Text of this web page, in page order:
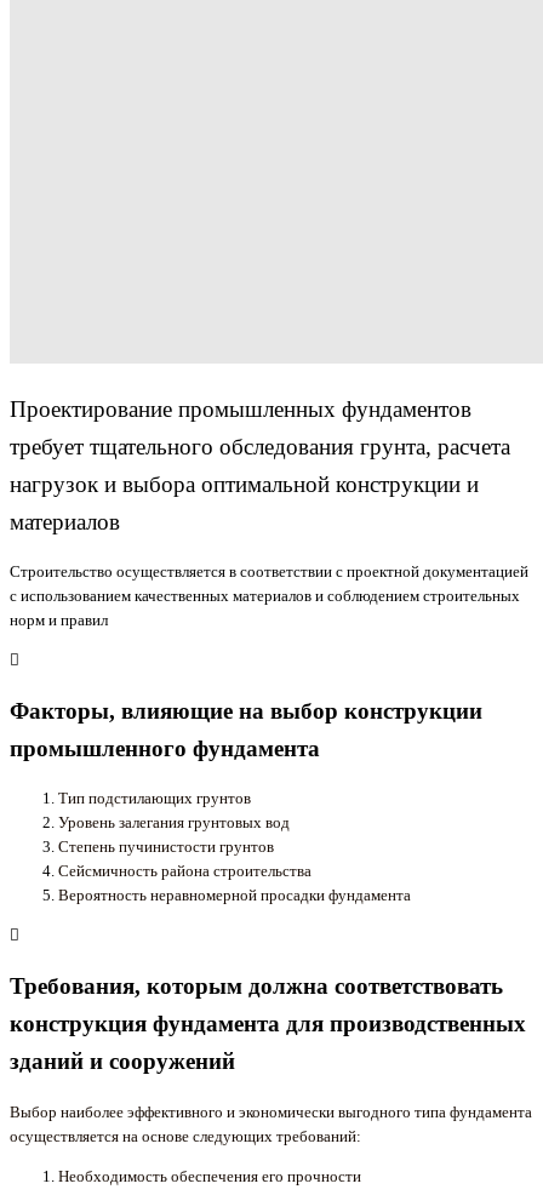
Проектирование промышленных фундаментов
требует тщательного обследования грунта, расчета
нагрузок и выбора оптимальной конструкции и
материалов
Строительство осуществляется в соответствии с проектной документацией
с использованием качественных материалов и соблюдением строительных
норм и правил
Факторы, влияющие на выбор конструкции
промышленного фундамента
Тип подстилающих грунтов
Уровень залегания грунтовых вод
Степень пучинистости грунтов
Сейсмичность района строительства
Вероятность неравномерной просадки фундамента
Требования, которым должна соответствовать
конструкция фундамента для производственных
зданий и сооружений
Выбор наиболее эффективного и экономически выгодного типа фундамента
осуществляется на основе следующих требований:
Необходимость обеспечения его прочности